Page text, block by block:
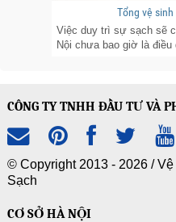
Tổng vệ
Việc duy trì sự sạch sẽ
Nội chưa bao giờ là điều
CÔNG TY TNHH ĐẦU TƯ VÀ
© Copyright 2013 - 2026 /Vệ
Sạch
CƠ SỞ HÀ NỘI